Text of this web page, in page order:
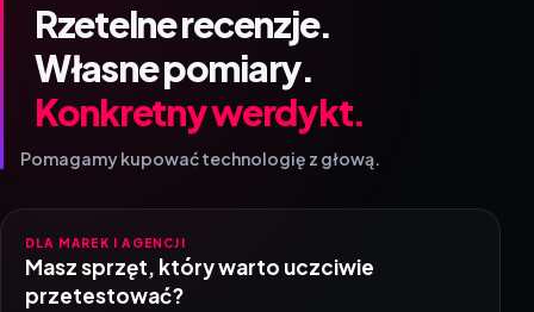
Rzetelne recenzje.
Własne pomiary.
Konkretny werdykt.
Pomagamy kupować technologię z głową.
DLA MAREK I AGENCJI
Masz sprzęt, który warto uczciwie
przetestować?